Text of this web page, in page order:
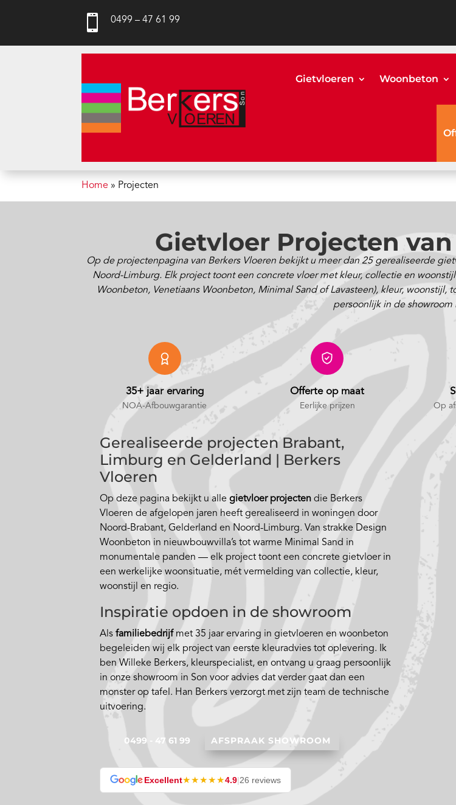
 0499 – 47 61 99
Gietvloeren Woonbeton
Home » Projecten
Gietvloer Projecten
Op de projectenpagina van Berkers Vloeren bekijkt u meer dan 25 gerealiseerde
Noord-Limburg. Elk project toont een concrete vloer met kleur, collectie en
Woonbeton, Venetiaans Woonbeton, Minimal Sand of Lavasteen), kleur,
persoonlijk in de showroom
35+ jaar ervaring
NOA-Afbouwgarantie
Offerte op maat
Eerlijke prijzen Op
Gerealiseerde projecten Brabant,
Limburg en Gelderland | Berkers
Vloeren
Op deze pagina bekijkt u allegietvloer projecten die Berkers
Vloeren de afgelopen jaren heeft gerealiseerd in woningen door
Noord-Brabant, Gelderland en Noord-Limburg. Van strakke Design
Woonbeton in nieuwbouwvilla’s tot warme Minimal Sand in
monumentale panden — elk project toont een concrete gietvloer in
een werkelijke woonsituatie, mét vermelding van collectie, kleur,
woonstijl en regio.
Inspiratie opdoen in de showroom
Alsfamiliebedrijfmet 35 jaar ervaring in gietvloeren en woonbeton
begeleiden wij elk project van eerste kleuradvies tot oplevering. Ik
ben Willeke Berkers, kleurspecialist, en ontvang u graag persoonlijk
in onze showroom in Son voor advies dat verder gaat dan een
monster op tafel. Han Berkers verzorgt met zijn team de technische
uitvoering.
0499 - 47 61 99 AFSPRAAK SHOWROOM
Excellent★★★★★4.9|26 reviews